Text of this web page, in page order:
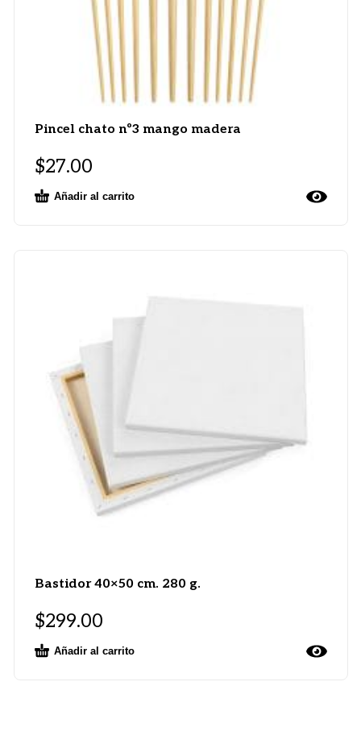
Pincel chato nº3 mango madera
$27.00
Añadir al carrito
Bastidor 40×50 cm. 280 g.
$299.00
Añadir al carrito